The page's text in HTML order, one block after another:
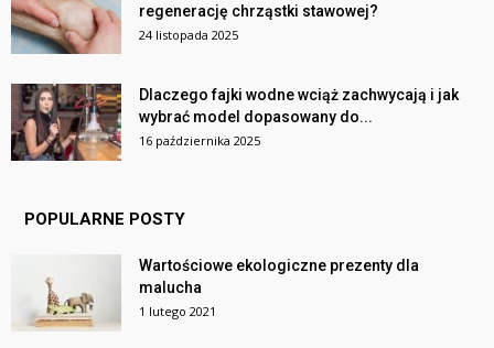
regenerację chrząstki stawowej?
24 listopada 2025
Dlaczego fajki wodne wciąż zachwycają i jak
wybrać model dopasowany do...
16 października 2025
POPULARNE POSTY
Wartościowe ekologiczne prezenty dla
malucha
1 lutego 2021